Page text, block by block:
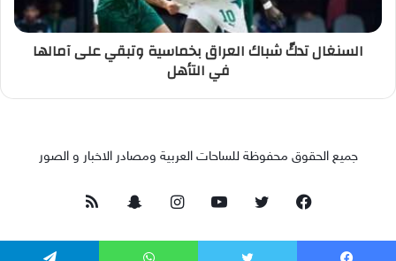
السنغال تدكّ شباك العراق بخماسية وتبقي على آمالها
في التأهل
جميع الحقوق محفوظة للساحات العربية ومصادر الاخبار و الصور
فيسبوكتويتر يوتيوبانستقرامسناب
تشات
ملخص
الموقع